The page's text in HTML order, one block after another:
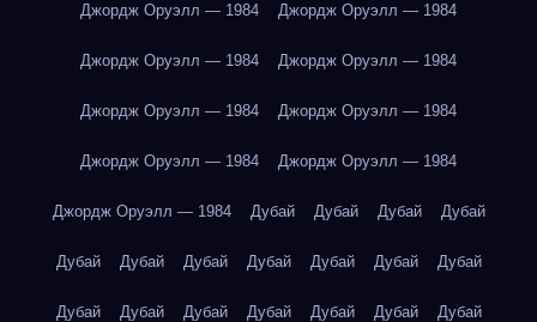
Джордж Оруэлл — 1984 Джордж Оруэлл — 1984
Джордж Оруэлл — 1984 Джордж Оруэлл — 1984
Джордж Оруэлл — 1984 Джордж Оруэлл — 1984
Джордж Оруэлл — 1984 Джордж Оруэлл — 1984
Джордж Оруэлл — 1984 Дубай Дубай Дубай Дубай
Дубай Дубай Дубай Дубай Дубай Дубай Дубай
Дубай Дубай Дубай Дубай Дубай Дубай Дубай